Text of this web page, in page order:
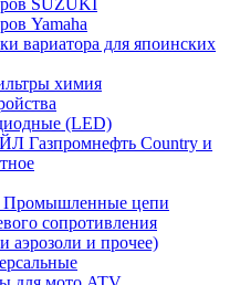
SUZUKI
Yamaha
вариатора для япоинских
химия
(LED)
Газпромнефть Country и
цепи
сопротивления
аэрозоли и прочее)